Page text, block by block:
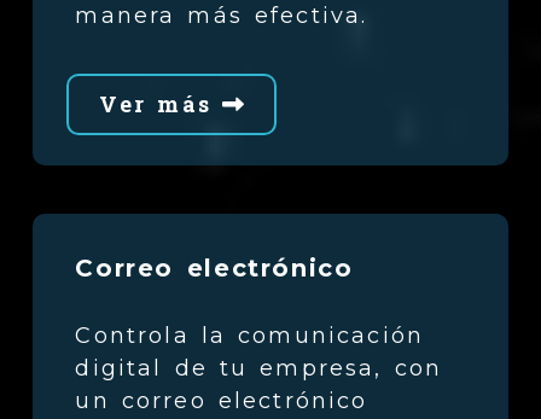
manera más efectiva.
Ver más
Correo electrónico
Controla la comunicación
digital de tu empresa, con
un correo electrónico